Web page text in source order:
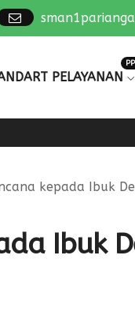
PELAYANAN
kepada Ibuk
Ibuk